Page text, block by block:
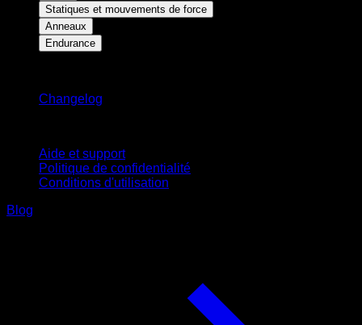
Statiques et mouvements de force
Anneaux
Endurance
Changelog
Aide et support
Politique de confidentialité
Conditions d'utilisation
Blog